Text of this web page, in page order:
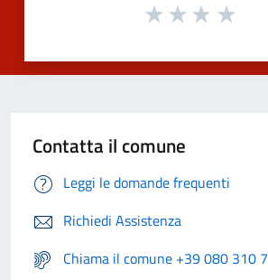
Contatta il comune
Leggi le domande frequenti
Richiedi Assistenza
Chiama il comune +39 080 310